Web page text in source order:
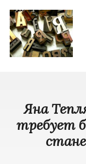
Яна
требует